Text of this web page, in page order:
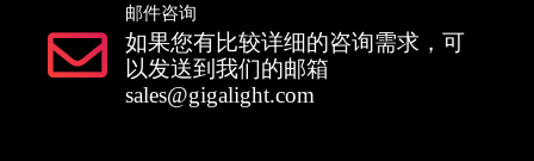
邮件咨询
如果您有比较详细的咨询需求，可
以发送到我们的邮箱
sales@gigalight.com